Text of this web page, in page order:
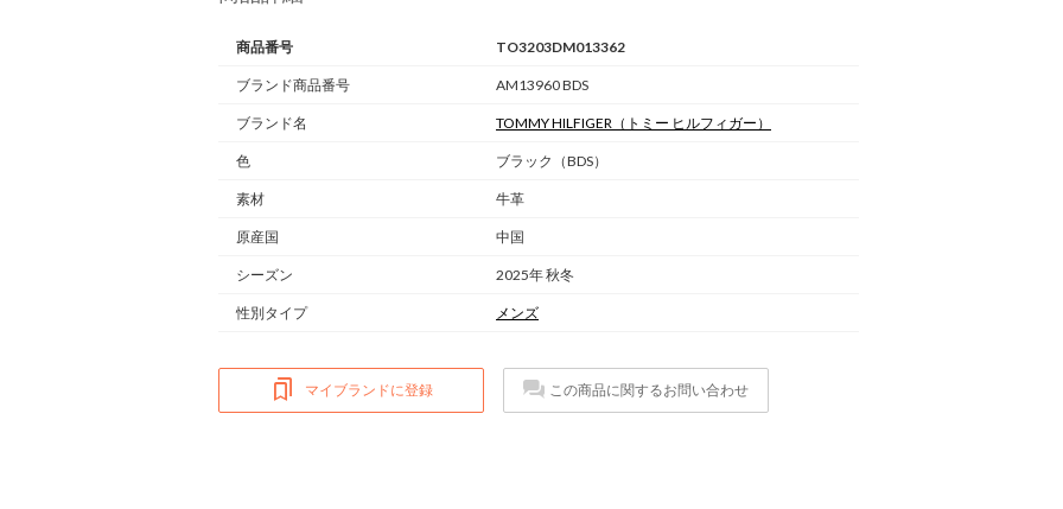
商品番号 TO3203DM013362
ブランド商品番号 AM13960 BDS
ブランド名 TOMMY HILFIGER （トミー ヒルフィガー）
色 ブラック（BDS）
素材 牛革
原産国 中国
シーズン 2025年 秋冬
性別タイプ メンズ
マイブランドに登録 この商品に関するお問い合わせ